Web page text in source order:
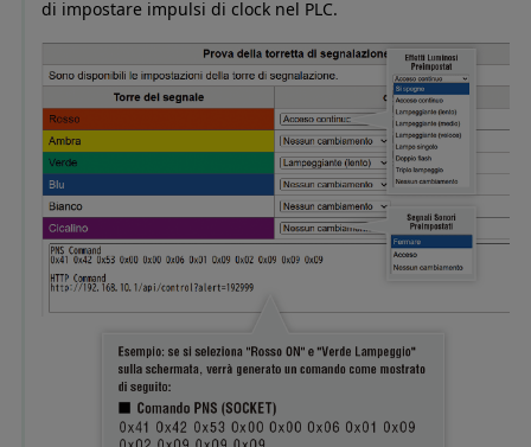
di impostare impulsi di clock nel PLC.